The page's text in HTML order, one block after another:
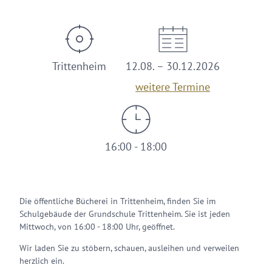
Trittenheim
12.08. – 30.12.2026
weitere Termine
16:00 - 18:00
Die öffentliche Bücherei in Trittenheim, finden Sie im
Schulgebäude der Grundschule Trittenheim. Sie ist jeden
Mittwoch, von 16:00 - 18:00 Uhr, geöffnet.
Wir laden Sie zu stöbern, schauen, ausleihen und verweilen
herzlich ein.